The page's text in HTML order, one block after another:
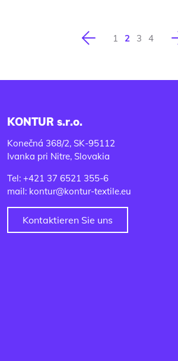
Vorherige1 2 3 4
KONTUR s.r.o.
Konečná 368/2, SK-95112
Ivanka pri Nitre, Slovakia
Tel: +421 37 6521 355-6
mail: kontur@kontur-textile.eu
Kontaktieren Sie uns